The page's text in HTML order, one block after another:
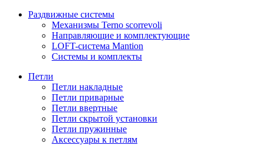
Раздвижные системы
Механизмы Terno scorrevoli
Направляющие и комплектующие
LOFT-cистема Mantion
Системы и комплекты
Петли
Петли накладные
Петли приварные
Петли ввертные
Петли скрытой установки
Петли пружинные
Аксессуары к петлям